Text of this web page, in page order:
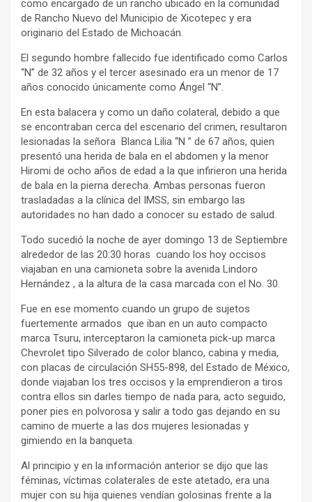
como encargado de un rancho ubicado en la comunidad
de Rancho Nuevo del Municipio de Xicotepec y era
originario del Estado de Michoacán.
El segundo hombre fallecido fue identificado como Carlos
“N” de 32 años y el tercer asesinado era un menor de 17
años conocido únicamente como Ángel “N”.
En esta balacera y como un daño colateral, debido a que
se encontraban cerca del escenario del crimen, resultaron
lesionadas la señora Blanca Lilia “N ” de 67 años, quien
presentó una herida de bala en el abdomen y la menor
Hiromi de ocho años de edad a la que infirieron una herida
de bala en la pierna derecha. Ambas personas fueron
trasladadas a la clínica del IMSS, sin embargo las
autoridades no han dado a conocer su estado de salud.
Todo sucedió la noche de ayer domingo 13 de Septiembre
alrededor de las 20:30 horas cuando los hoy occisos
viajaban en una camioneta sobre la avenida Lindoro
Hernández , a la altura de la casa marcada con el No. 30.
Fue en ese momento cuando un grupo de sujetos
fuertemente armados que iban en un auto compacto
marca Tsuru, interceptaron la camioneta pick-up marca
Chevrolet tipo Silverado de color blanco, cabina y media,
con placas de circulación SH55-898, del Estado de México,
donde viajaban los tres occisos y la emprendieron a tiros
contra ellos sin darles tiempo de nada para, acto seguido,
poner pies en polvorosa y salir a todo gas dejando en su
camino de muerte a las dos mujeres lesionadas y
gimiendo en la banqueta.
Al principio y en la información anterior se dijo que las
féminas, víctimas colaterales de este atetado, era una
mujer con su hija quienes vendían golosinas frente a la